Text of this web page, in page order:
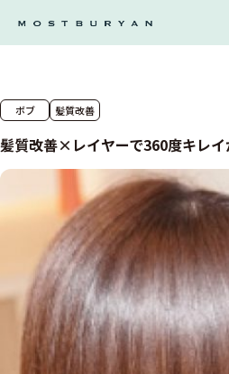
ボブ 髪質改善
髪質改善×レイヤーで360度キレ